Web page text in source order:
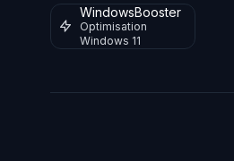
WindowsBooster
Optimisation
Windows 11